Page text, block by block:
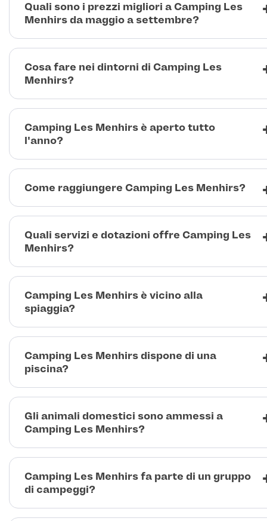
Quali sono i prezzi migliori a Camping Les
Menhirs da maggio a settembre?
Cosa fare nei dintorni di Camping Les
Menhirs?
Camping Les Menhirs è aperto tutto
l'anno?
Come raggiungere Camping Les Menhirs?
Quali servizi e dotazioni offre Camping Les
Menhirs?
Camping Les Menhirs è vicino alla
spiaggia?
Camping Les Menhirs dispone di una
piscina?
Gli animali domestici sono ammessi a
Camping Les Menhirs?
Camping Les Menhirs fa parte di un gruppo
di campeggi?